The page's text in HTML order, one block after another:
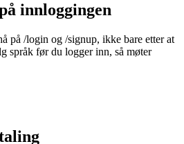
innloggingen
på /login og /signup, ikke bare etter at
språk før du logger inn, så møter